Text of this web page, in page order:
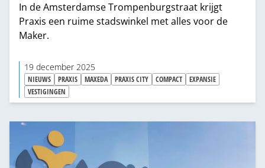
In de Amsterdamse Trompenburgstraat krijgt
Praxis een ruime stadswinkel met alles voor de
Maker.
19 december 2025
NIEUWS PRAXIS MAXEDA PRAXIS CITY COMPACT
EXPANSIE
VESTIGINGEN